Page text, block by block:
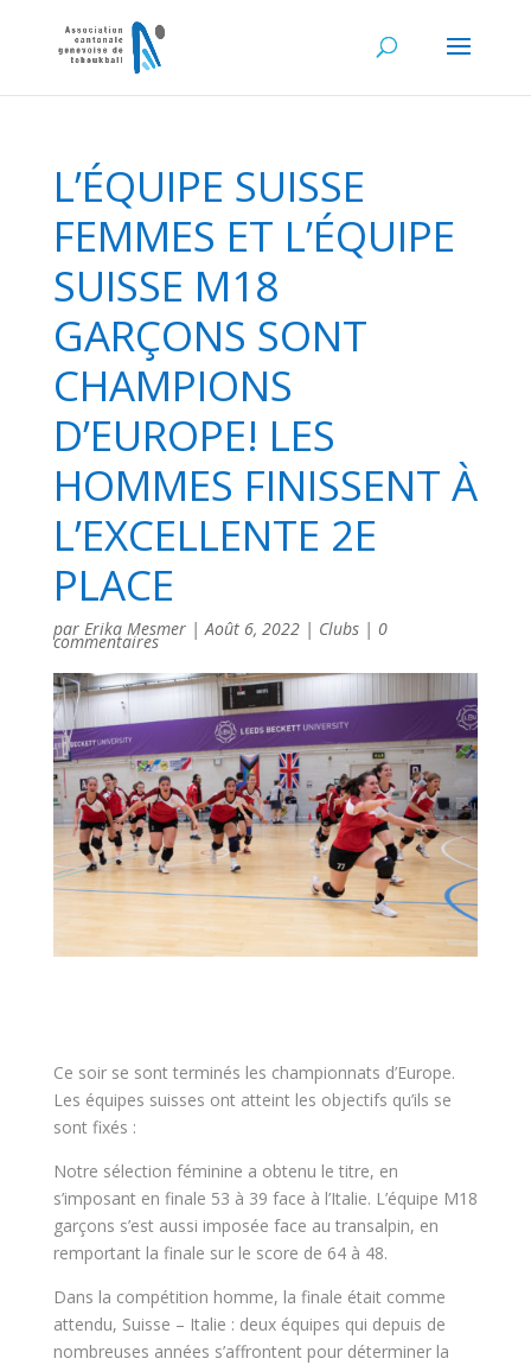
L’ÉQUIPE SUISSE
FEMMES ET L’ÉQUIPE
SUISSE M18
GARÇONS SONT
CHAMPIONS
D’EUROPE! LES
HOMMES FINISSENT À
L’EXCELLENTE 2E
PLACE
par Erika Mesmer|Août 6, 2022| Clubs| 0
commentaires
Ce soir se sont terminés les championnats d’Europe.
Les équipes suisses ont atteint les objectifs qu’ils se
sont fixés :
Notre sélection féminine a obtenu le titre, en
s’imposant en finale 53 à 39 face à l’Italie. L’équipe M18
garçons s’est aussi imposée face au transalpin, en
remportant la finale sur le score de 64 à 48.
Dans la compétition homme, la finale était comme
attendu, Suisse – Italie : deux équipes qui depuis de
nombreuses années s’affrontent pour déterminer la